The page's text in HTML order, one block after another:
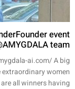
event
team!
ai.com/ A big
extraordinary women
all winners having